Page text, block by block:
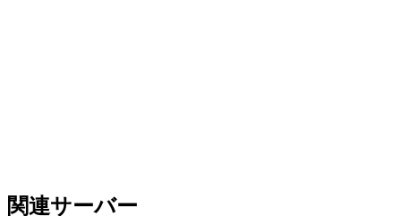
関連サーバー